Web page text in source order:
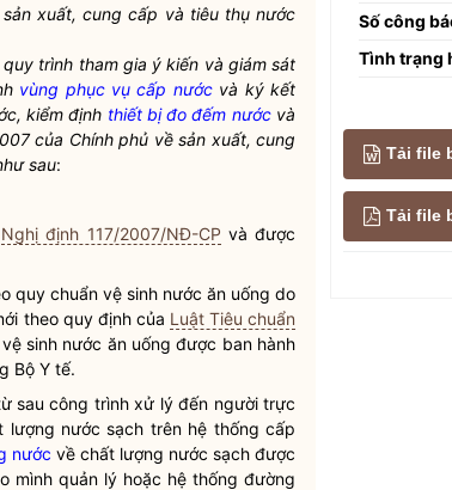
xuất, cung cấp và tiêu thụnước
quy trình tham gia ý kiến và giám sát
vùng phục vụ cấp nướcvà ký kết
, kiểm định thiết bị đo đếm nướcvà
của Chính phủ về sản xuất, cung
sau:
Nghị định 117/2007/NĐ-CP và được
quy chuẩn vệ sinh nước ăn uống do
theo quy định của Luật Tiêu chuẩn
sinh nước ăn uống được ban hành
Bộ Y tế.
sau công trình xử lý đến người trực
lượng nước sạch trên hệ thống cấp
nước về chất lượng nước sạch được
mình quản lý hoặc hệ thống đường
Số công
Tình trạng
Tải file
Tải file